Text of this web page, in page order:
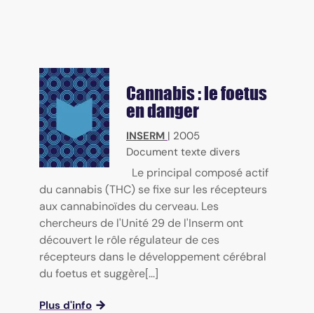
Cannabis : le foetus
en danger
INSERM | 2005
Document texte divers
Le principal composé actif
du cannabis (THC) se fixe sur les récepteurs
aux cannabinoïdes du cerveau. Les
chercheurs de l'Unité 29 de l'Inserm ont
découvert le rôle régulateur de ces
récepteurs dans le développement cérébral
du foetus et suggère[...]
Plus d'info